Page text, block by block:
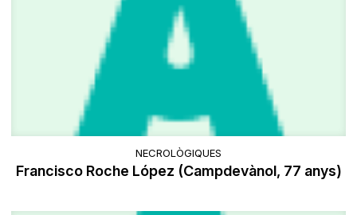
NECROLÒGIQUES
Francisco Roche López (Campdevànol, 77 anys)